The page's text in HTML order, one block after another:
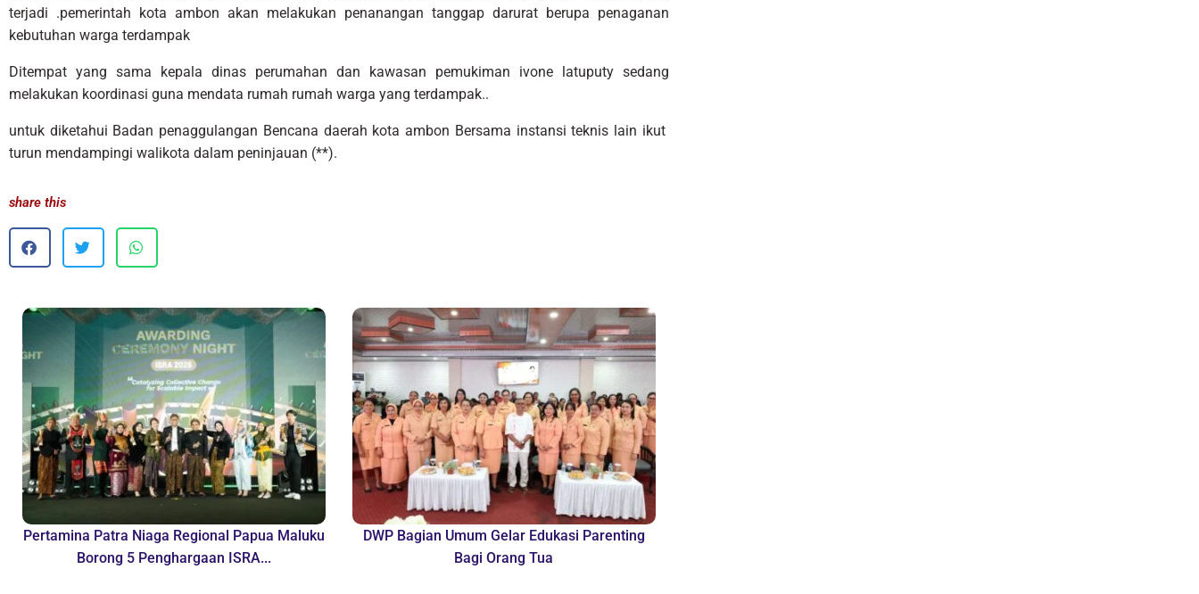
terjadi .pemerintah kota ambon akan melakukan penanangan tanggap darurat berupa penaganan
kebutuhan warga terdampak
Ditempat yang sama kepala dinas perumahan dan kawasan pemukiman ivone latuputy sedang
melakukan koordinasi guna mendata rumah rumah warga yang terdampak..
untuk diketahui Badan penaggulangan Bencana daerah kota ambon Bersama instansi teknis lain ikut
turun mendampingi walikota dalam peninjauan (**).
share this
Pertamina Patra Niaga Regional Papua Maluku
Borong 5 Penghargaan ISRA...
DWP Bagian Umum Gelar Edukasi Parenting
Bagi Orang Tua